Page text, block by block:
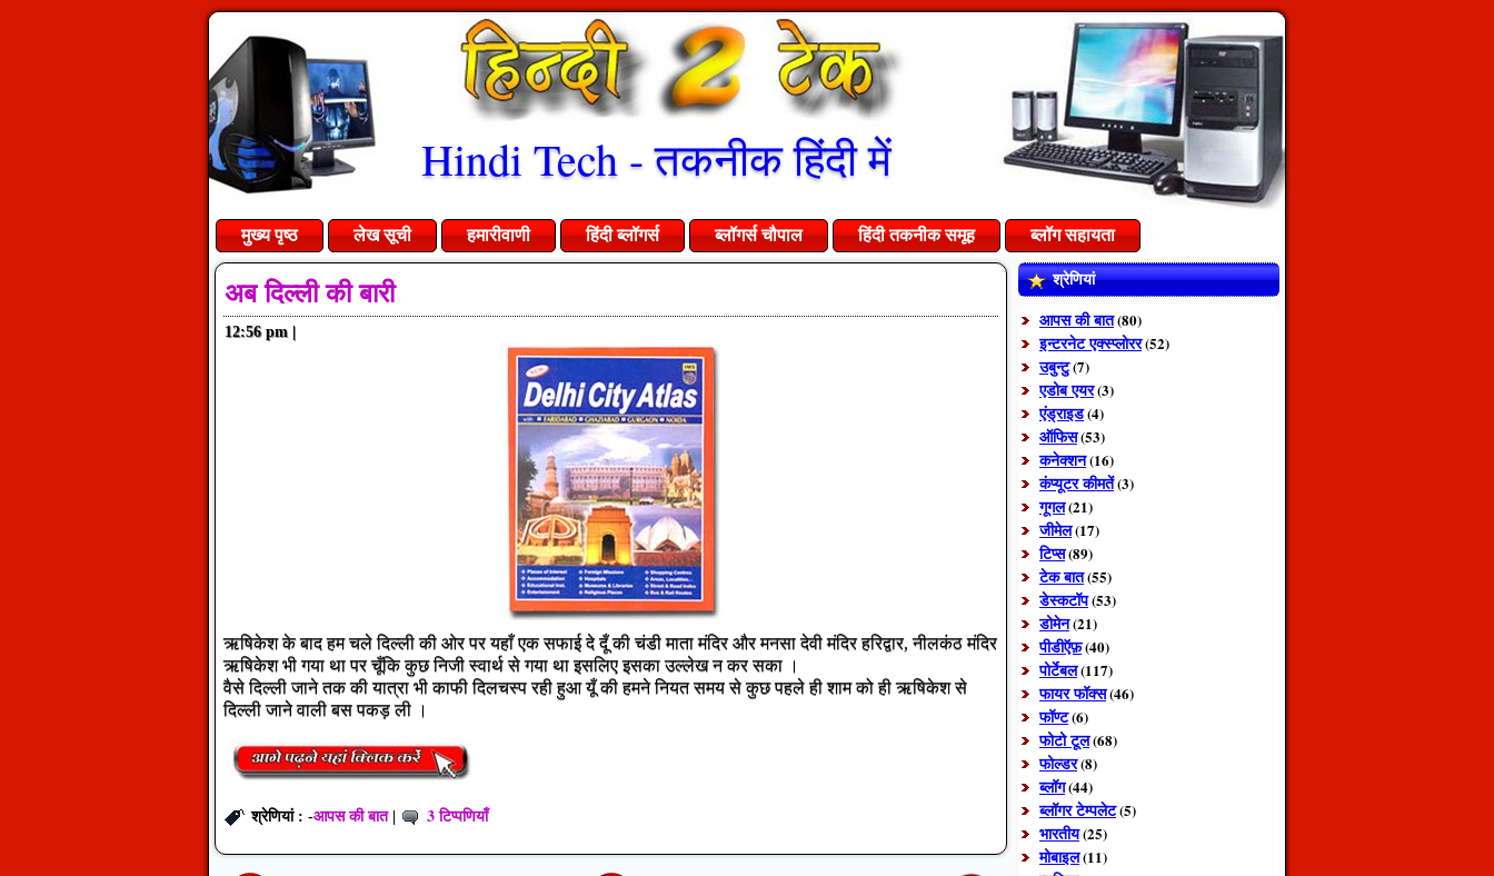
Hindi Tech - तकनीक हिंदी में
मुख्य पृष्ठ लेख सूची हमारीवाणी हिंदी ब्लॉगर्स ब्लॉगर्स चौपाल हिंदी तकनीक समूह ब्लॉग सहायता
अब दिल्ली की बारी
12:56 pm |
ऋषिकेश के बाद हम चले दिल्ली की ओर पर यहाँ एक सफाई दे दूँ की चंडी माता मंदिर और मनसा देवी मंदिर हरिद्वार, नीलकंठ मंदिर
ऋषिकेश भी गया था पर चूँकि कुछ निजी स्वार्थ से गया था इसलिए इसका उल्लेख न कर सका ।
वैसे दिल्ली जाने तक की यात्रा भी काफी दिलचस्प रही हुआ यूँ की हमने नियत समय से कुछ पहले ही शाम को ही ऋषिकेश से
दिल्ली जाने वाली बस पकड़ ली ।
श्रेणियां : -आपस की बात| 3 टिप्पणियाँ
श्रेणियां
आपस की बात(80)
इन्टरनेट एक्स्प्लोरर(52)
उबुन्टु(7)
एडोब एयर(3)
एंड्राइड(4)
ऑफिस(53)
कनेक्शन(16)
कंप्यूटर कीमतें(3)
गूगल(21)
जीमेल(17)
टिप्स(89)
टेक बात(55)
डेस्कटॉप(53)
डोमेन(21)
पीडीऍफ़(40)
पोर्टेबल(117)
फायर फॉक्स(46)
फॉण्ट(6)
फोटो टूल(68)
फोल्डर(8)
ब्लॉग(44)
ब्लॉगर टेम्पलेट(5)
भारतीय(25)
मोबाइल(11)